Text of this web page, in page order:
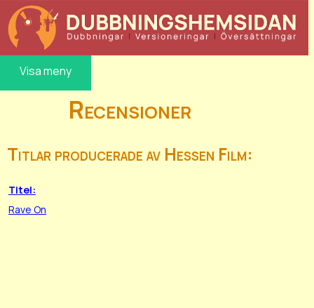
Visa meny
Recensioner
Titlar producerade av Hessen Film:
Titel:
Rave On